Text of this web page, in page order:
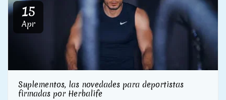
15
Apr
Suplementos, las novedades para deportistas
firmadas por Herbalife